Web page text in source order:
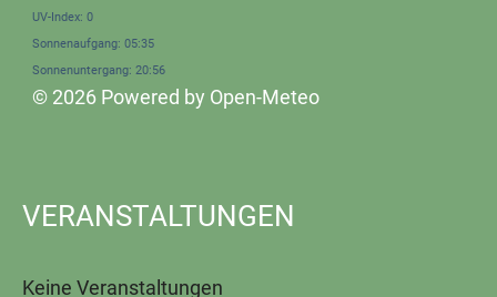
UV-Index: 0
Sonnenaufgang: 05:35
Sonnenuntergang: 20:56
© 2026 Powered by Open-Meteo
VERANSTALTUNGEN
Keine Veranstaltungen